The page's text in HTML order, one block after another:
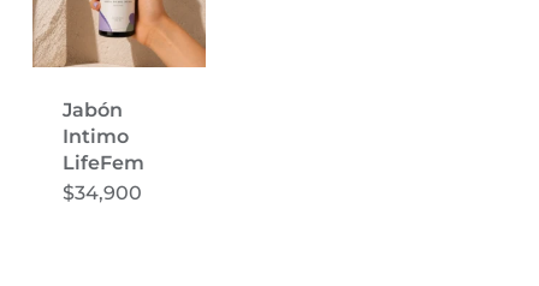
Jabón
Intimo
LifeFem
$34,900